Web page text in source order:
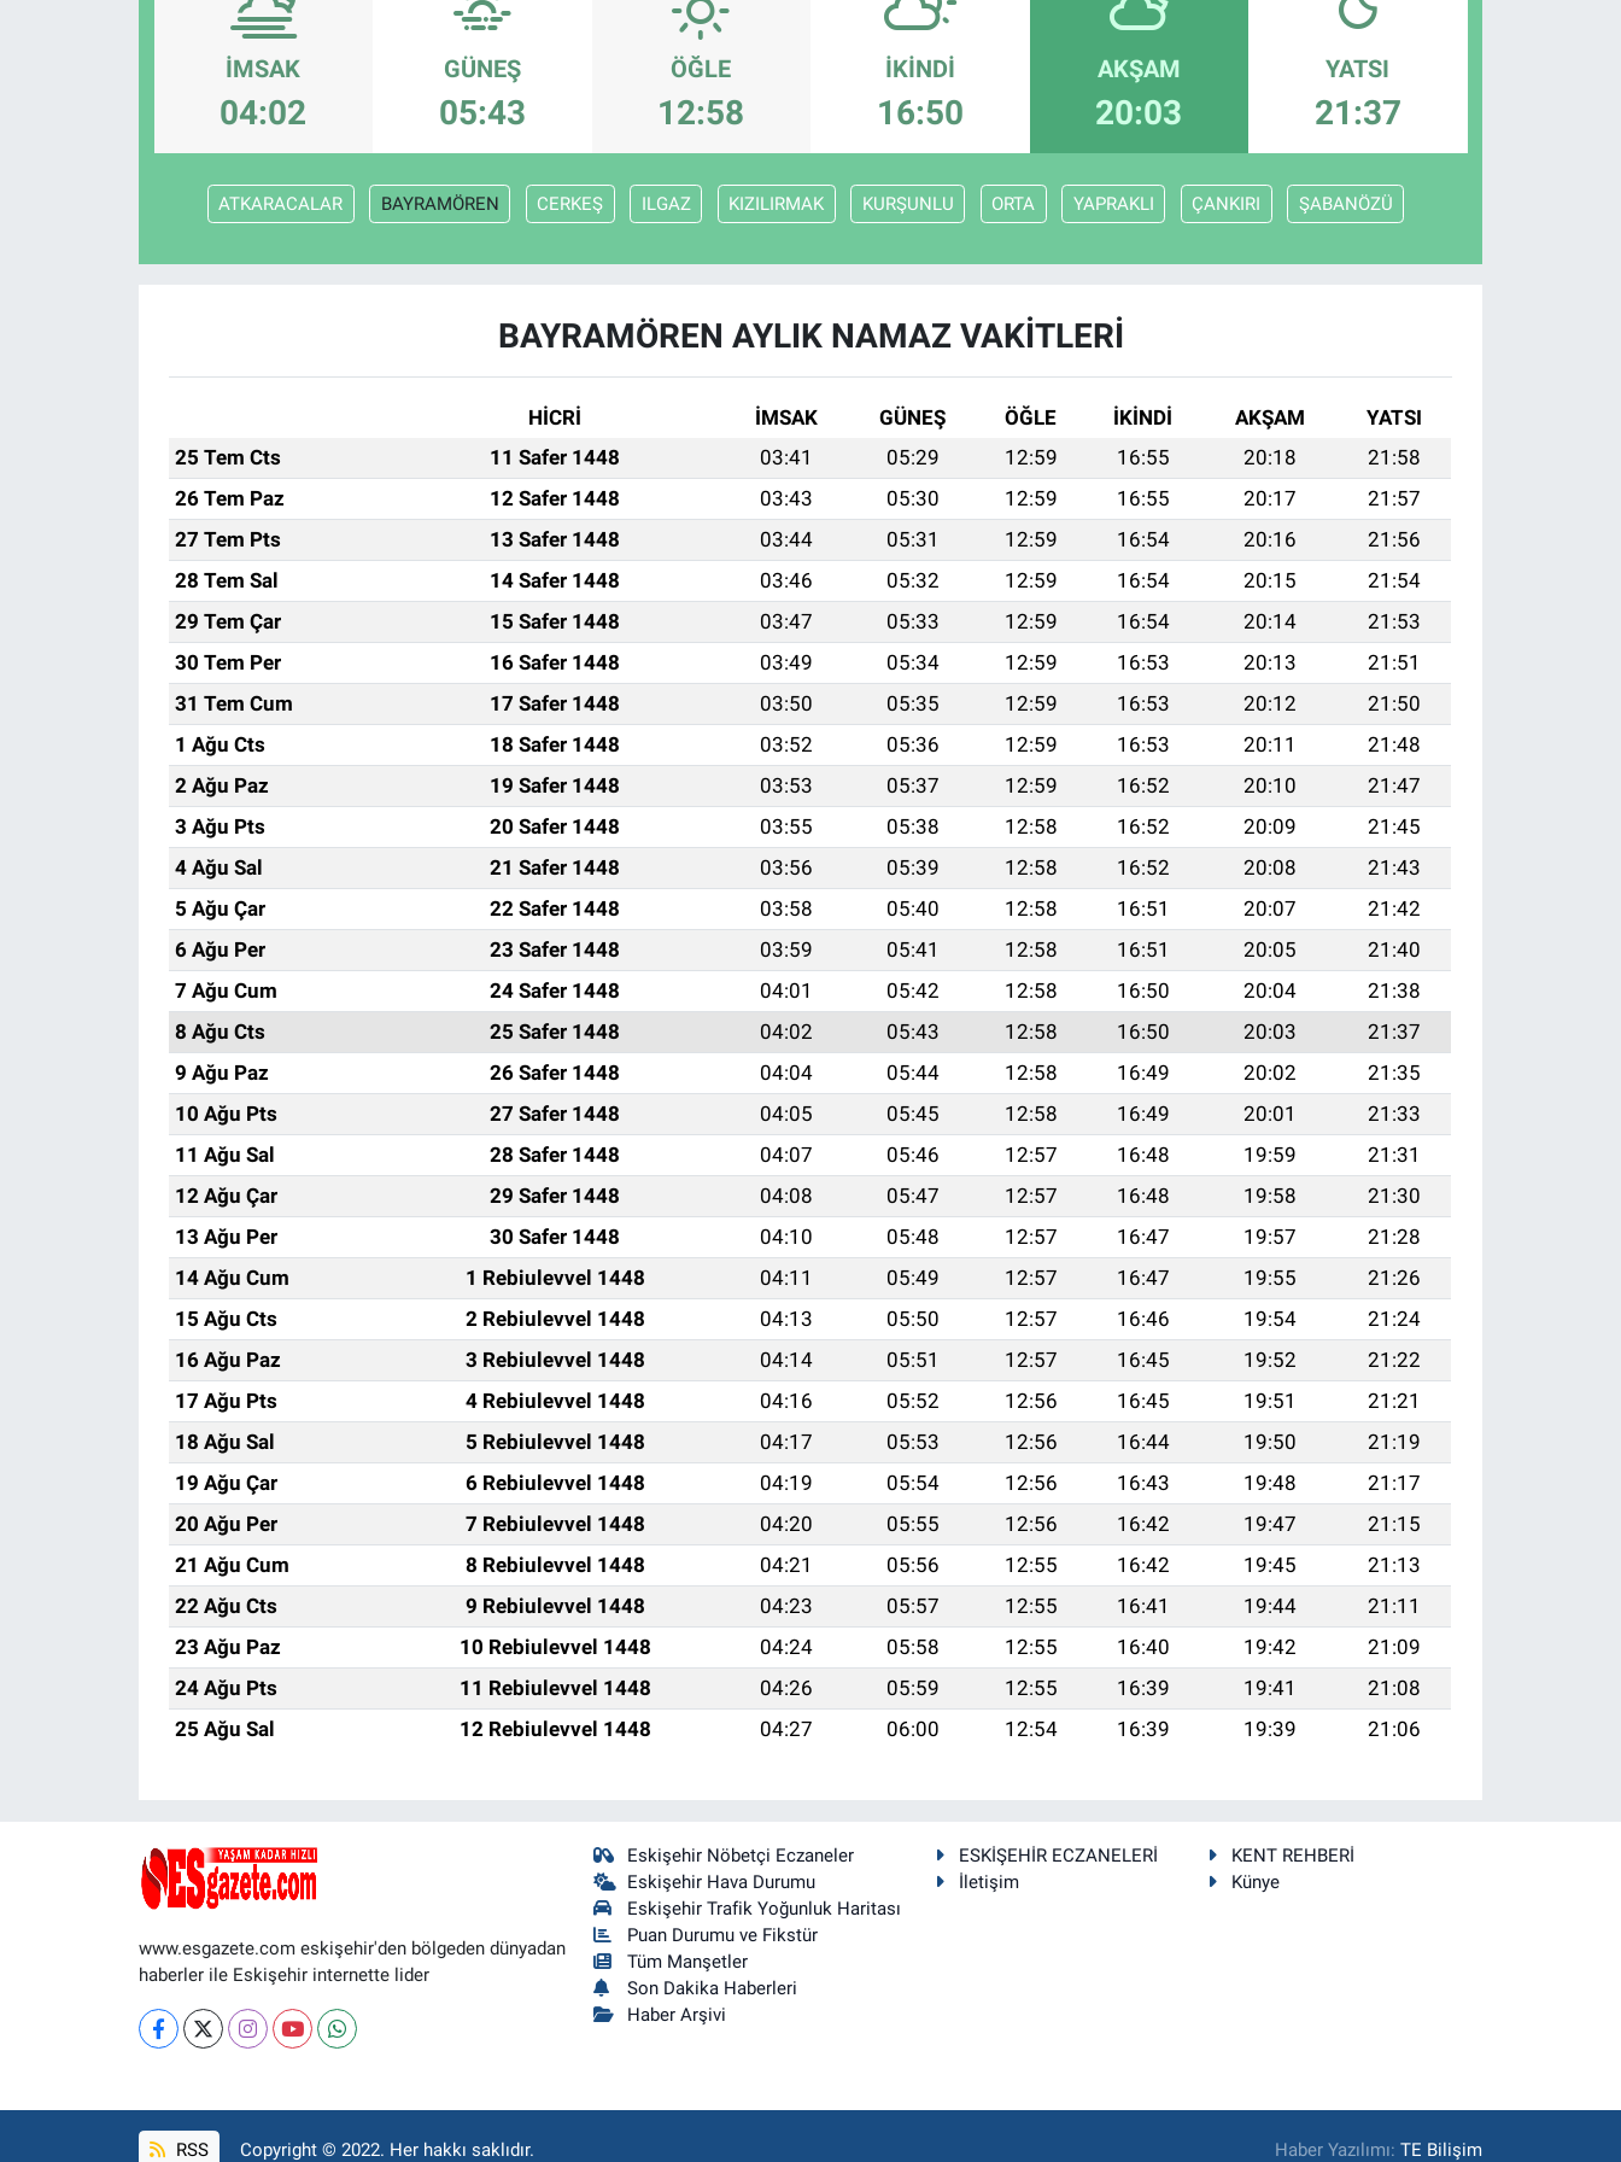
İMSAK
04:02
GÜNEŞ
05:43
ÖĞLE
12:58
İKINDI
16:50
AKŞAM
20:03
YATSI
21:37
ATKARACALAR BAYRAMÖREN CERKEŞ ILGAZ KIZILIRMAK KURŞUNLU ORTA YAPRAKLI ÇANKIRI ŞABANÖZÜ
BAYRAMÖREN AYLIK NAMAZ VAKITLERI
HİCRİ İMSAK GÜNEŞ ÖĞLE İKINDI AKŞAM
YATSI
25 Tem Cts
11 Safer 1448 03:41 05:29 12:59 16:55 20:18
21:58
26 Tem Paz
12 Safer 1448 03:43 05:30 12:59 16:55 20:17
21:57
27 Tem Pts
13 Safer 1448 03:44 05:31 12:59 16:54 20:16
21:56
28 Tem Sal
14 Safer 1448 03:46 05:32 12:59 16:54 20:15
21:54
29 Tem Çar
15 Safer 1448 03:47 05:33 12:59 16:54 20:14
21:53
30 Tem Per
16 Safer 1448 03:49 05:34 12:59 16:53 20:13
21:51
31 Tem Cum
17 Safer 1448 03:50 05:35 12:59 16:53 20:12
21:50
1 Ağu Cts
18 Safer 1448 03:52 05:36 12:59 16:53 20:11
21:48
2 Ağu Paz
19 Safer 1448 03:53 05:37 12:59 16:52 20:10
21:47
3 Ağu Pts
20 Safer 1448 03:55 05:38 12:58 16:52 20:09
21:45
4 Ağu Sal
21 Safer 1448 03:56 05:39 12:58 16:52 20:08
21:43
5 Ağu Çar
22 Safer 1448 03:58 05:40 12:58 16:51 20:07
21:42
6 Ağu Per
23 Safer 1448 03:59 05:41 12:58 16:51 20:05
21:40
7 Ağu Cum
24 Safer 1448 04:01 05:42 12:58 16:50 20:04
21:38
8 Ağu Cts
25 Safer 1448 04:02 05:43 12:58 16:50 20:03
21:37
9 Ağu Paz
26 Safer 1448 04:04 05:44 12:58 16:49 20:02
21:35
10 Ağu Pts
27 Safer 1448 04:05 05:45 12:58 16:49 20:01
21:33
11 Ağu Sal
28 Safer 1448 04:07 05:46 12:57 16:48 19:59
21:31
12 Ağu Çar
29 Safer 1448 04:08 05:47 12:57 16:48 19:58
21:30
13 Ağu Per
30 Safer 1448 04:10 05:48 12:57 16:47 19:57
21:28
14 Ağu Cum
1 Rebiulevvel 1448 04:11 05:49 12:57 16:47 19:55
21:26
15 Ağu Cts
2 Rebiulevvel 1448 04:13 05:50 12:57 16:46 19:54
21:24
16 Ağu Paz
3 Rebiulevvel 1448 04:14 05:51 12:57 16:45 19:52
21:22
17 Ağu Pts
4 Rebiulevvel 1448 04:16 05:52 12:56 16:45 19:51
21:21
18 Ağu Sal
5 Rebiulevvel 1448 04:17 05:53 12:56 16:44 19:50
21:19
19 Ağu Çar
6 Rebiulevvel 1448 04:19 05:54 12:56 16:43 19:48
21:17
20 Ağu Per
7 Rebiulevvel 1448 04:20 05:55 12:56 16:42 19:47
21:15
21 Ağu Cum
8 Rebiulevvel 1448 04:21 05:56 12:55 16:42 19:45
21:13
22 Ağu Cts
9 Rebiulevvel 1448 04:23 05:57 12:55 16:41 19:44
21:11
23 Ağu Paz
10 Rebiulevvel 1448 04:24 05:58 12:55 16:40 19:42
21:09
24 Ağu Pts
11 Rebiulevvel 1448 04:26 05:59 12:55 16:39 19:41
21:08
25 Ağu Sal
12 Rebiulevvel 1448 04:27 06:00 12:54 16:39 19:39 21:06
www.esgazete.com eskişehir'den bölgeden dünyadan
haberler ile Eskişehir internette lider
Eskişehir Nöbetçi Eczaneler
Eskişehir Hava Durumu
Eskişehir Trafik Yoğunluk Haritası
Puan Durumu ve Fikstür
Tüm Manşetler
Son Dakika Haberleri
Haber Arşivi
ESKİŞEHİR ECZANELERİ
KENT REHBERİ
İletişim
Künye
RSS Copyright © 2022. Her hakkı saklıdır. Haber Yazılımı:TE Bilişim
Bilim ve Teknoloji